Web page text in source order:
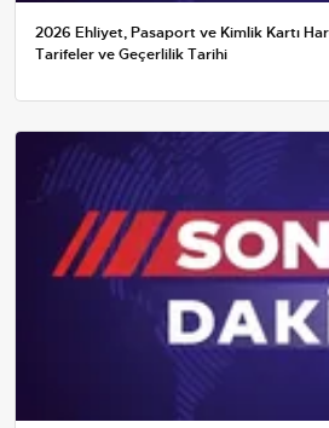
2026 Ehliyet, Pasaport ve Kimlik Kartı
Tarifeler ve Geçerlilik Tarihi